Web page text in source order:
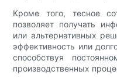
Кроме того, тесное
позволяет получать
или альтернативных
эффективность или
способствуя
производственных